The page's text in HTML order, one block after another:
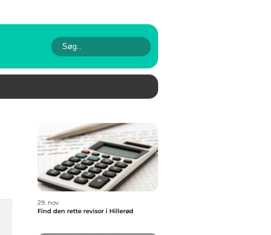
29. nov
Find den rette revisor i Hillerød